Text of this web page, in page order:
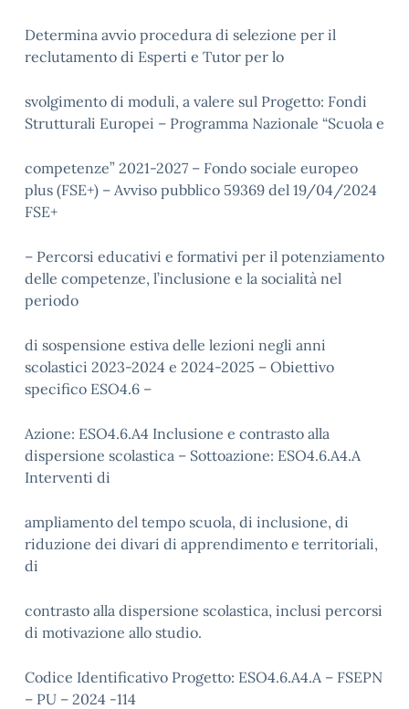
Determina avvio procedura di selezione per il
reclutamento di Esperti e Tutor per lo
svolgimento di moduli, a valere sul Progetto: Fondi
Strutturali Europei – Programma Nazionale “Scuola e
competenze” 2021-2027 – Fondo sociale europeo
plus (FSE+) – Avviso pubblico 59369 del 19/04/2024
FSE+
– Percorsi educativi e formativi per il potenziamento
delle competenze, l’inclusione e la socialità nel
periodo
di sospensione estiva delle lezioni negli anni
scolastici 2023-2024 e 2024-2025 – Obiettivo
specifico ESO4.6 –
Azione: ESO4.6.A4 Inclusione e contrasto alla
dispersione scolastica – Sottoazione: ESO4.6.A4.A
Interventi di
ampliamento del tempo scuola, di inclusione, di
riduzione dei divari di apprendimento e territoriali,
di
contrasto alla dispersione scolastica, inclusi percorsi
di motivazione allo studio.
Codice Identificativo Progetto: ESO4.6.A4.A – FSEPN
– PU – 2024 -114